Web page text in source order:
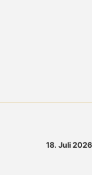
18. Juli 2026